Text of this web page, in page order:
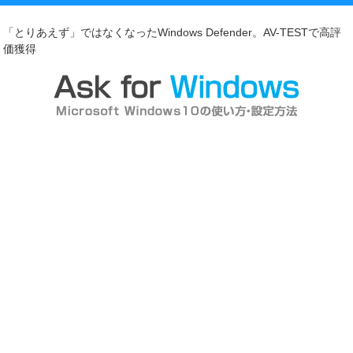
「とりあえず」ではなくなったWindows Defender。AV-TESTで高評
価獲得